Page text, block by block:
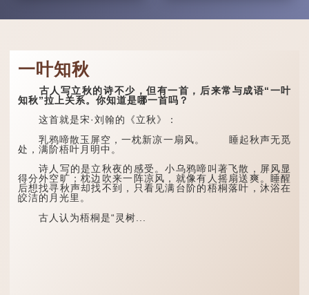
一叶知秋
古人写立秋的诗不少，但有一首，后来常与成语“一叶
知秋”拉上关系。你知道是哪一首吗？
这首就是宋·刘翰的《立秋》：
乳鸦啼散玉屏空，一枕新凉一扇风。 睡起秋声无觅
处，满阶梧叶月明中。
诗人写的是立秋夜的感受。小乌鸦啼叫著飞散，屏风显
得分外空旷；枕边吹来一阵凉风，就像有人摇扇送爽。睡醒
后想找寻秋声却找不到，只看见满台阶的梧桐落叶，沐浴在
皎洁的月光里。
古人认为梧桐是“灵树...